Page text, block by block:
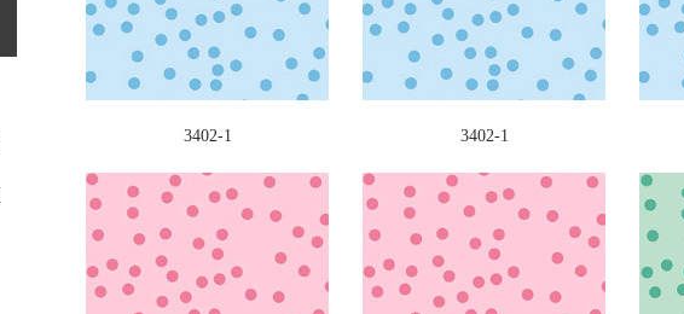
3402-1 3402-1